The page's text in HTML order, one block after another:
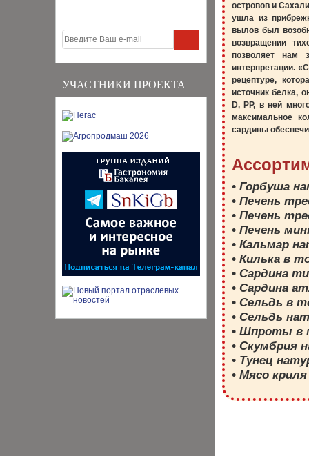
УЧАСТНИКИ ПРОЕКТА
островов и
ушла из
вылов был
возвращении
позволяет нам
интерпретации.
рецептуре,
источник белка,
D, РР, в ней
максимальное
сардины
• Горбуша
• Печень
• Печень
• Печень
• Кальмар
• Килька в
• Сардина
• Сардина
• Сельдь в
• Сельдь
• Шпроты в
• Скумбрия
• Тунец
• Мясо